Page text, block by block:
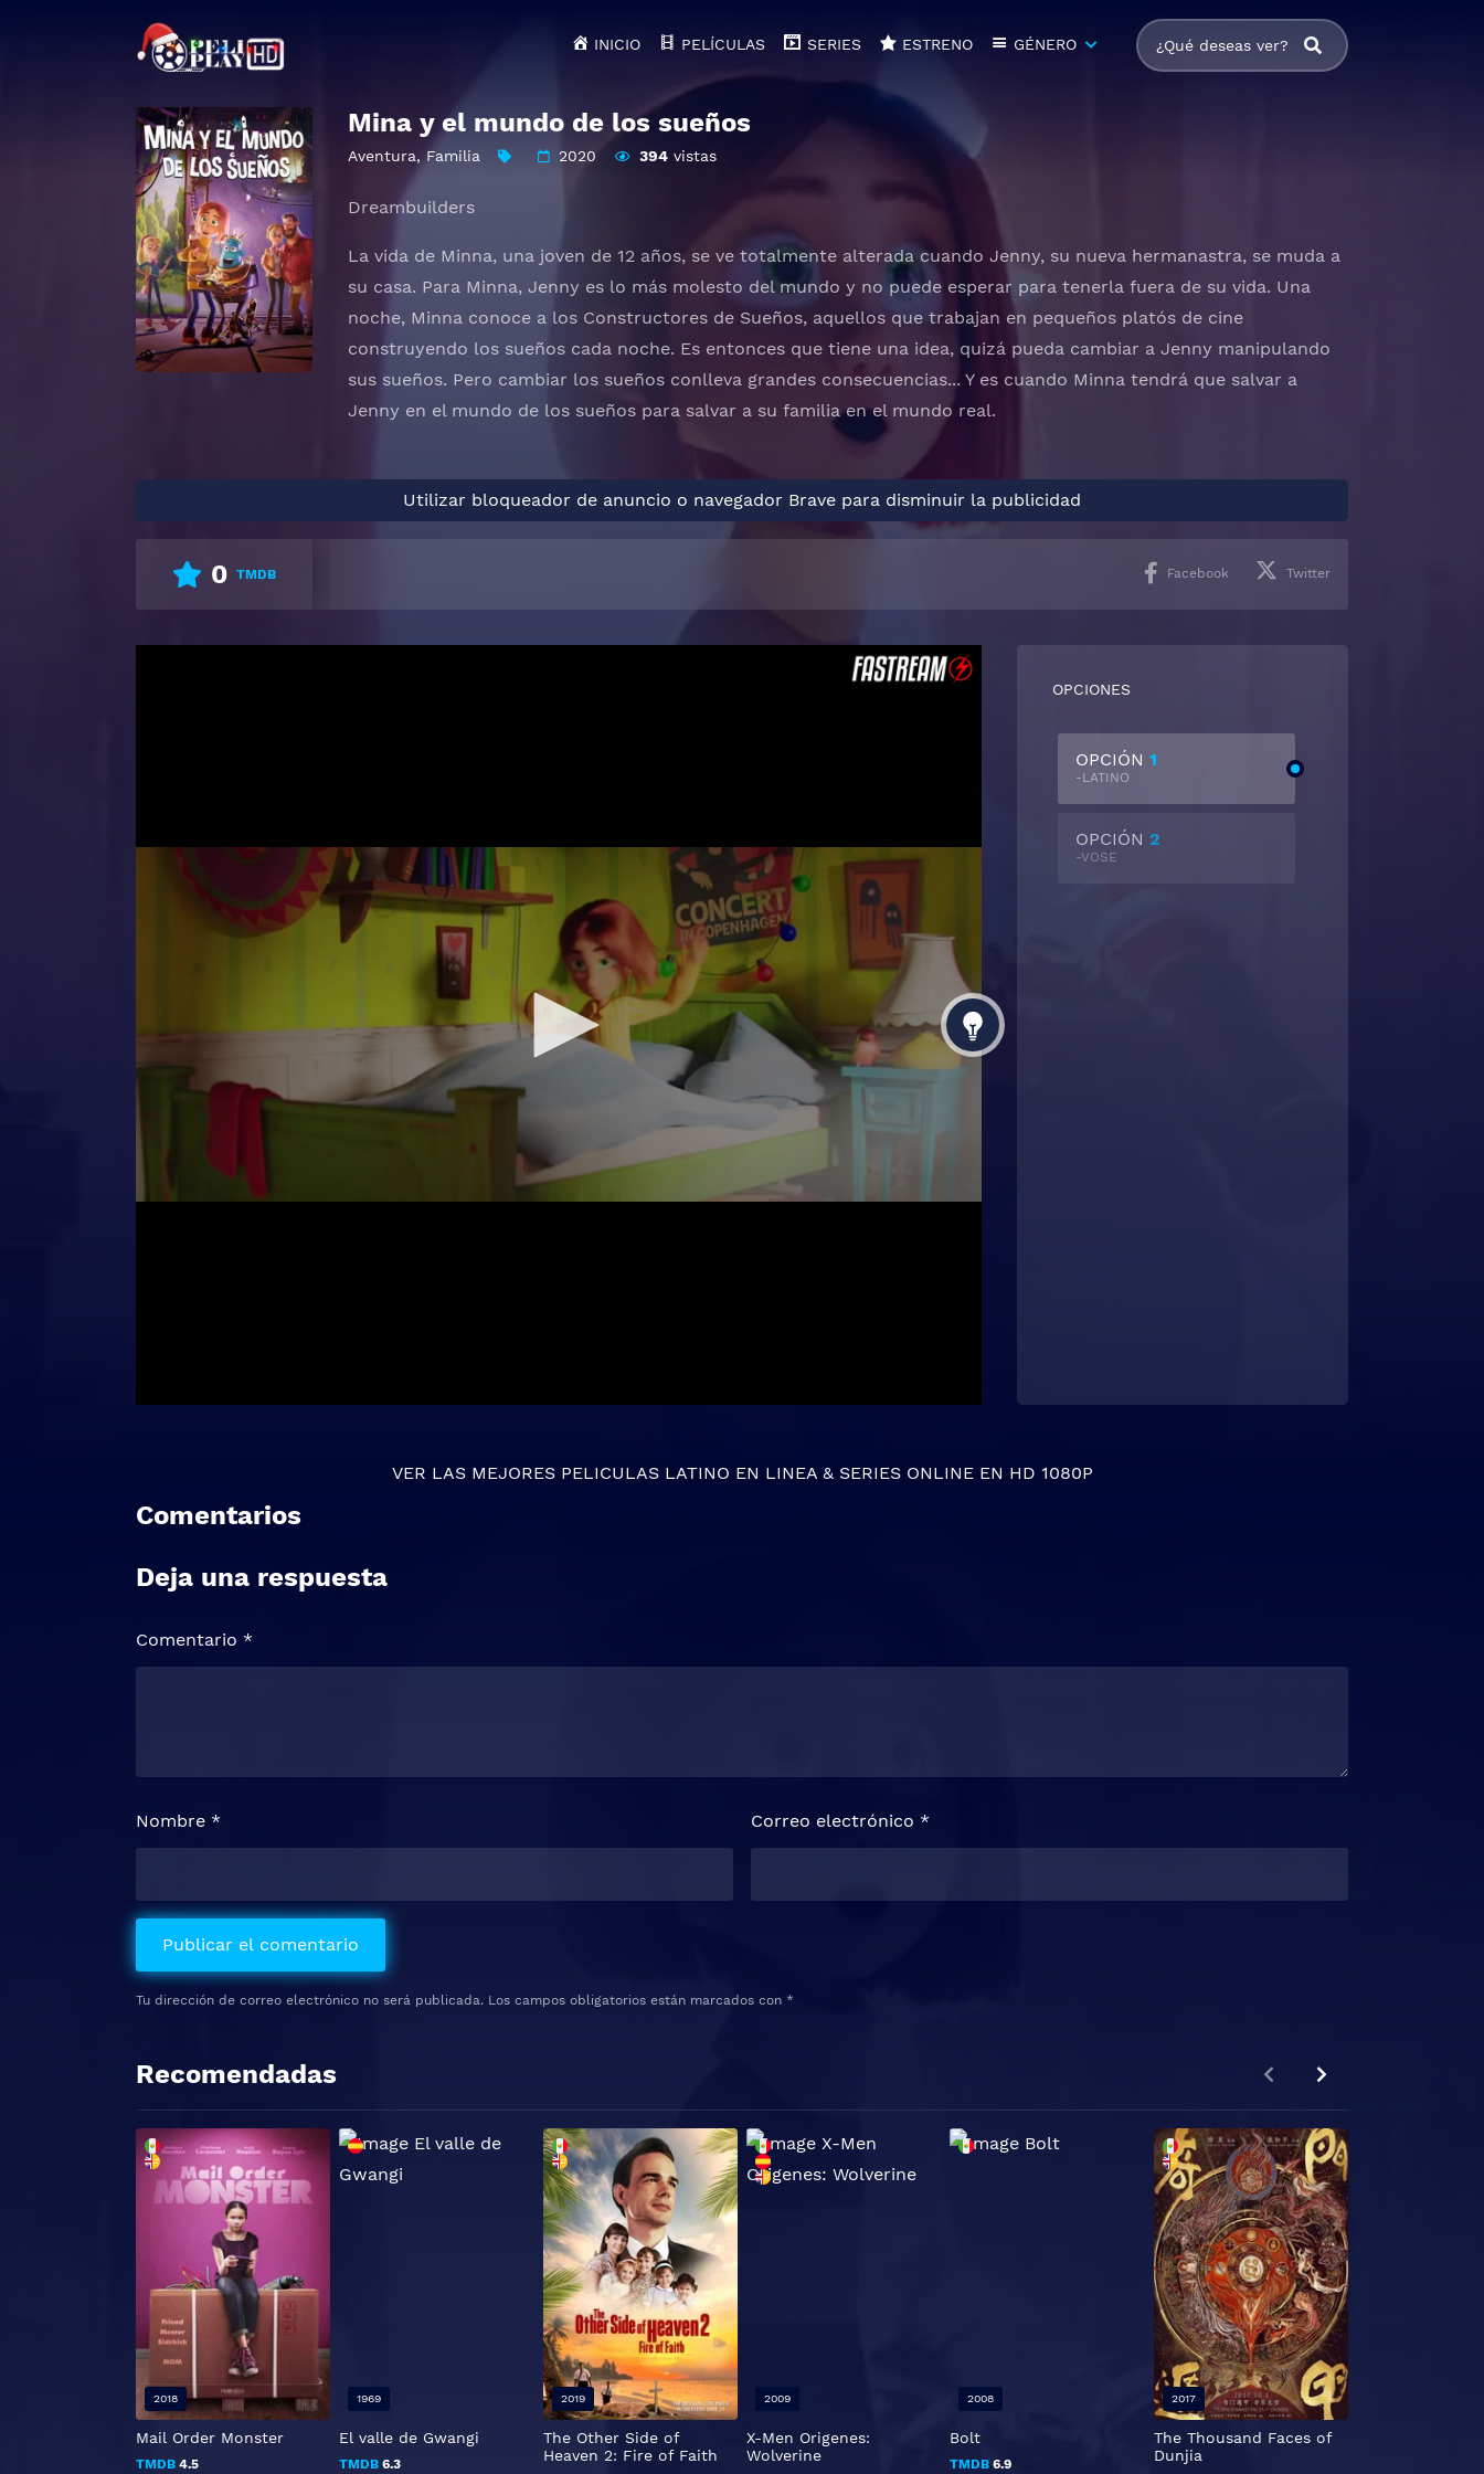
INICIO PELÍCULAS SERIES ESTRENO GÉNERO
Mina y el mundo de los sueños
Aventura, Familia 2020 394vistas
Dreambuilders
La vida de Minna, una joven de 12 años, se ve totalmente alterada cuando Jenny, su nueva hermanastra, se muda a
su casa. Para Minna, Jenny es lo más molesto del mundo y no puede esperar para tenerla fuera de su vida. Una
noche, Minna conoce a los Constructores de Sueños, aquellos que trabajan en pequeños platós de cine
construyendo los sueños cada noche. Es entonces que tiene una idea, quizá pueda cambiar a Jenny manipulando
sus sueños. Pero cambiar los sueños conlleva grandes consecuencias... Y es cuando Minna tendrá que salvar a
Jenny en el mundo de los sueños para salvar a su familia en el mundo real.
Utilizar bloqueador de anuncio o navegador Brave para disminuir la publicidad
0 TMDB Facebook Twitter
OPCIONES
OPCIÓN 1
-LATINO
OPCIÓN 2
-VOSE
VER LAS MEJORES PELICULAS LATINO EN LINEA& SERIES ONLINEEN HD 1080P
Comentarios
Deja una respuesta
Tu dirección de correo electrónico no será publicada. Los campos obligatorios están marcados con *
Comentario *
Nombre * Correo electrónico *
Recomendadas
Mail Order Monster
TMDB 4.5
2018
El valle de Gwangi
TMDB 6.3
1969
The Other Side of
Heaven 2: Fire of Faith
2019
X-Men Origenes:
Wolverine
2009
Bolt
TMDB 6.9
2008
The Thousand Faces of
Dunjia
2017